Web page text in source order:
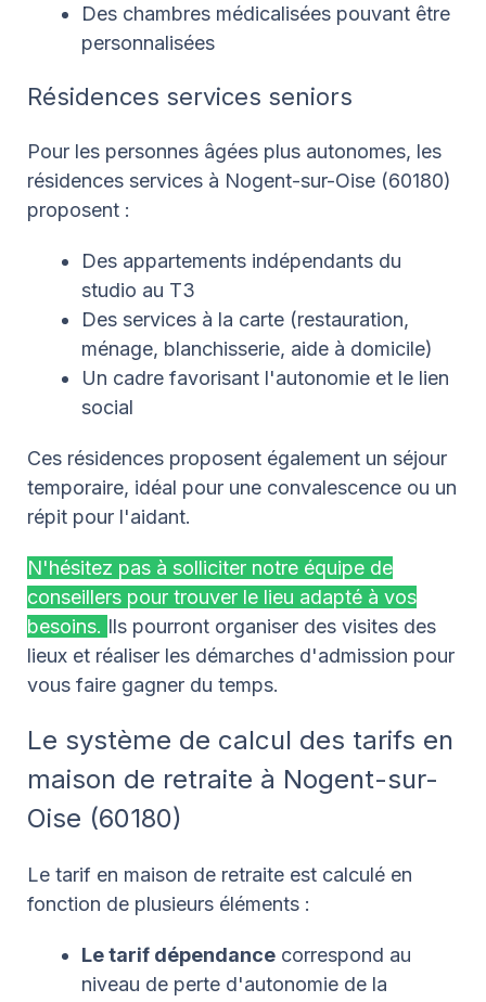
Des chambres médicalisées pouvant être
personnalisées
Résidences services seniors
Pour les personnes âgées plus autonomes, les
résidences services à Nogent-sur-Oise (60180)
proposent :
Des appartements indépendants du
studio au T3
Des services à la carte (restauration,
ménage, blanchisserie, aide à domicile)
Un cadre favorisant l'autonomie et le lien
social
Ces résidences proposent également un séjour
temporaire, idéal pour une convalescence ou un
répit pour l'aidant.
N'hésitez pas à solliciter notre équipe de
conseillers pour trouver le lieu adapté à vos
besoins. Ils pourront organiser des visites des
lieux et réaliser les démarches d'admission pour
vous faire gagner du temps.
Le système de calcul des tarifs en
maison de retraite à Nogent-sur-
Oise (60180)
Le tarif en maison de retraite est calculé en
fonction de plusieurs éléments :
Le tarif dépendance correspond au
niveau de perte d'autonomie de la